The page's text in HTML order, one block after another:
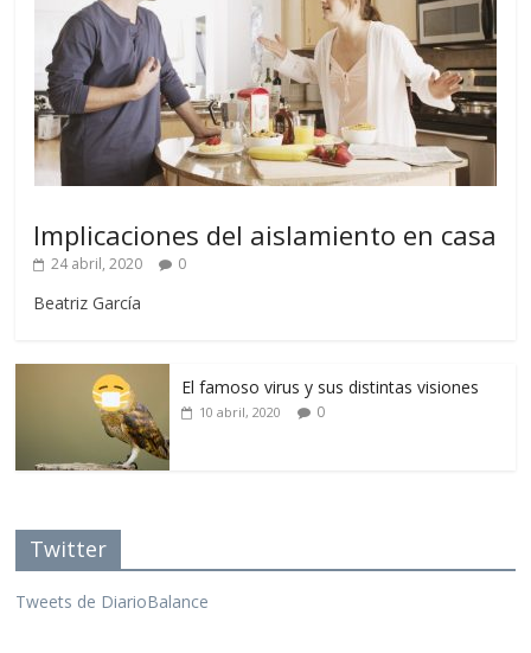
Implicaciones del aislamiento en casa
24 abril, 2020 0
Beatriz García
El famoso virus y sus distintas visiones
10 abril, 2020 0
Twitter
Tweets de DiarioBalance